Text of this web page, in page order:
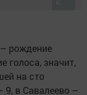
рождение
голоса, значит,
на сто
9, в Савалеево –